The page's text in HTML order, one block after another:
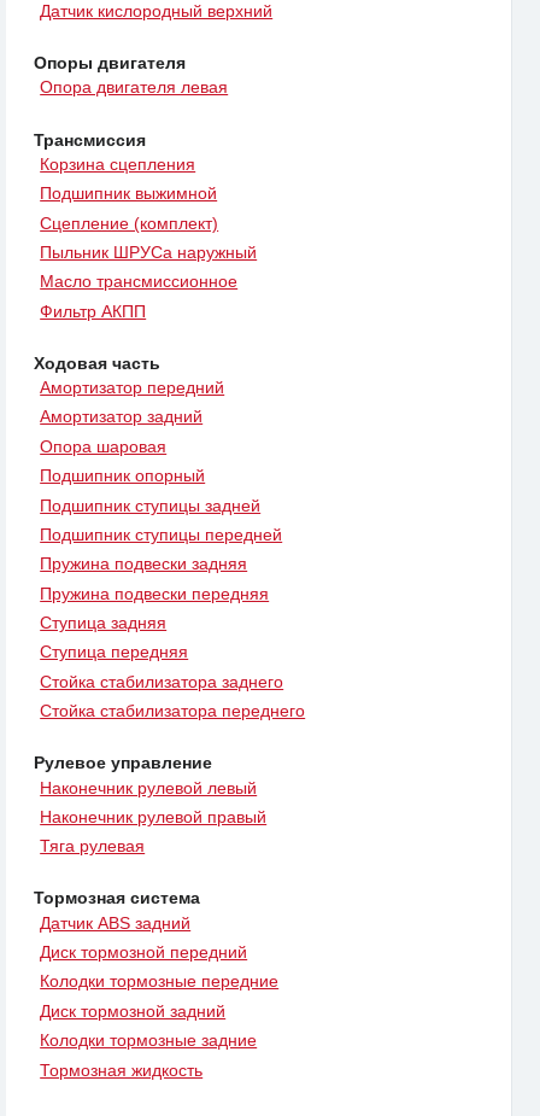
Датчик кислородный верхний
Опоры двигателя
Опора двигателя левая
Трансмиссия
Корзина сцепления
Подшипник выжимной
Сцепление (комплект)
Пыльник ШРУСа наружный
Масло трансмиссионное
Фильтр АКПП
Ходовая часть
Амортизатор передний
Амортизатор задний
Опора шаровая
Подшипник опорный
Подшипник ступицы задней
Подшипник ступицы передней
Пружина подвески задняя
Пружина подвески передняя
Ступица задняя
Ступица передняя
Стойка стабилизатора заднего
Стойка стабилизатора переднего
Рулевое управление
Наконечник рулевой левый
Наконечник рулевой правый
Тяга рулевая
Тормозная система
Датчик ABS задний
Диск тормозной передний
Колодки тормозные передние
Диск тормозной задний
Колодки тормозные задние
Тормозная жидкость